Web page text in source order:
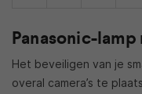
Panasonic-
Het beveiligen van je
overal camera’s te